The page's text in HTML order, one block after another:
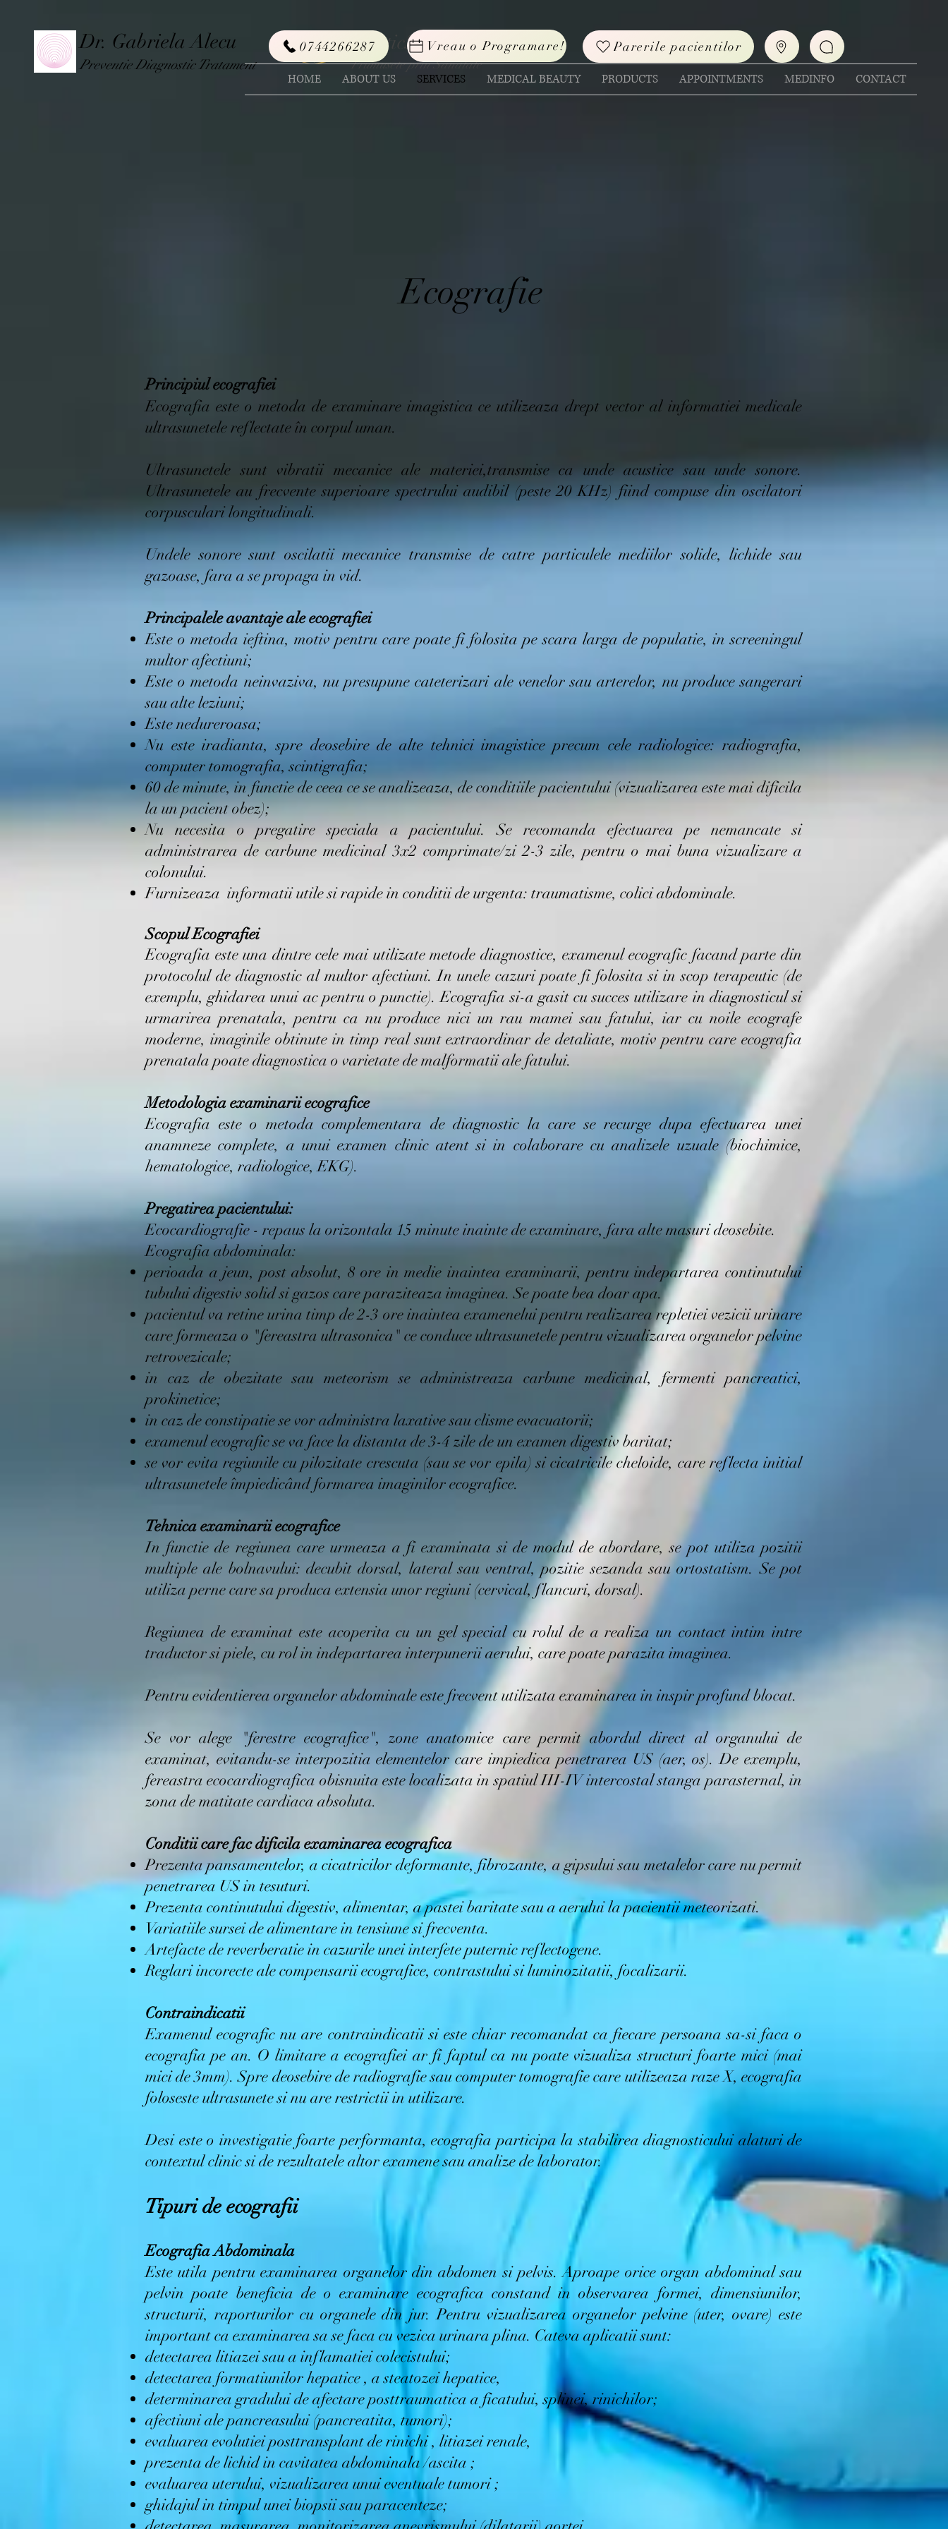
Dr. Gabriela Alecu
Preventie Diagnostic Tratament
EsteticSan
Frumusete prin Sanatate
0744266287 Vreau o Programare! Parerile pacientilor
HOME ABOUT US SERVICES MEDICAL BEAUTY PRODUCTS APPOINTMENTS MEDINFO CONTACT
Ecografie
Principiul ecografiei
Ecografia este o metoda de examinare imagistica ce utilizeaza drept vector al informatiei medicale
ultrasunetele reflectate în corpul uman.
Ultrasunetele sunt vibratii mecanice ale materiei,transmise ca unde acustice sau unde sonore.
Ultrasunetele au frecvente superioare spectrului audibil (peste 20 KHz) fiind compuse din oscilatori
corpusculari longitudinali.
Undele sonore sunt oscilatii mecanice transmise de catre particulele mediilor solide, lichide sau
gazoase, fara a se propaga in vid.
Principalele avantaje ale ecografiei
Este o metoda ieftina, motiv pentru care poate fi folosita pe scara larga de populatie, in screeningul
multor afectiuni;
Este o metoda neinvaziva, nu presupune cateterizari ale venelor sau arterelor, nu produce sangerari
sau alte leziuni;
Este nedureroasa;
Nu este iradianta, spre deosebire de alte tehnici imagistice precum cele radiologice: radiografia,
computer tomografia, scintigrafia;
60 de minute, in functie de ceea ce se analizeaza, de conditiile pacientului (vizualizarea este mai dificila
la un pacient obez);
Nu necesita o pregatire speciala a pacientului. Se recomanda efectuarea pe nemancate si
administrarea de carbune medicinal 3x2 comprimate/zi 2-3 zile, pentru o mai buna vizualizare a
colonului.
Furnizeaza informatii utile si rapide in conditii de urgenta: traumatisme, colici abdominale.
Scopul Ecografiei
Ecografia este una dintre cele mai utilizate metode diagnostice, examenul ecografic facand parte din
protocolul de diagnostic al multor afectiuni. In unele cazuri poate fi folosita si in scop terapeutic (de
exemplu, ghidarea unui ac pentru o punctie). Ecografia si-a gasit cu succes utilizare in diagnosticul si
urmarirea prenatala, pentru ca nu produce nici un rau mamei sau fatului, iar cu noile ecografe
moderne, imaginile obtinute in timp real sunt extraordinar de detaliate, motiv pentru care ecografia
prenatala poate diagnostica o varietate de malformatii ale fatului.
Metodologia examinarii ecografice
Ecografia este o metoda complementara de diagnostic la care se recurge dupa efectuarea unei
anamneze complete, a unui examen clinic atent si in colaborare cu analizele uzuale (biochimice,
hematologice, radiologice, EKG).
Pregatirea pacientului:
Ecocardiografie - repaus la orizontala 15 minute inainte de examinare, fara alte masuri deosebite.
Ecografia abdominala:
perioada a jeun, post absolut, 8 ore in medie inaintea examinarii, pentru indepartarea continutului
tubului digestiv solid si gazos care paraziteaza imaginea. Se poate bea doar apa.
pacientul va retine urina timp de 2-3 ore inaintea examenelui pentru realizarea repletiei vezicii urinare
care formeaza o "fereastra ultrasonica" ce conduce ultrasunetele pentru vizualizarea organelor pelvine
retrovezicale;
in caz de obezitate sau meteorism se administreaza carbune medicinal, fermenti pancreatici,
prokinetice;
in caz de constipatie se vor administra laxative sau clisme evacuatorii;
examenul ecografic se va face la distanta de 3-4 zile de un examen digestiv baritat;
se vor evita regiunile cu pilozitate crescuta (sau se vor epila) si cicatricile cheloide, care reflecta initial
ultrasunetele împiedicând formarea imaginilor ecografice.
Tehnica examinarii ecografice
In functie de regiunea care urmeaza a fi examinata si de modul de abordare, se pot utiliza pozitii
multiple ale bolnavului: decubit dorsal, lateral sau ventral, pozitie sezanda sau ortostatism. Se pot
utiliza perne care sa produca extensia unor regiuni (cervical, flancuri, dorsal).
Regiunea de examinat este acoperita cu un gel special cu rolul de a realiza un contact intim intre
traductor si piele, cu rol in indepartarea interpunerii aerului, care poate parazita imaginea.
Pentru evidentierea organelor abdominale este frecvent utilizata examinarea in inspir profund blocat.
Se vor alege "ferestre ecografice", zone anatomice care permit abordul direct al organului de
examinat, evitandu-se interpozitia elementelor care impiedica penetrarea US (aer, os). De exemplu,
fereastra ecocardiografica obisnuita este localizata in spatiul III-IV intercostal stanga parasternal, in
zona de matitate cardiaca absoluta.
Conditii care fac dificila examinarea ecografica
Prezenta pansamentelor, a cicatricilor deformante, fibrozante, a gipsului sau metalelor care nu permit
penetrarea US in tesuturi.
Prezenta continutului digestiv, alimentar, a pastei baritate sau a aerului la pacientii meteorizati.
Variatiile sursei de alimentare in tensiune si frecventa.
Artefacte de reverberatie in cazurile unei interfete puternic reflectogene.
Reglari incorecte ale compensarii ecografice, contrastului si luminozitatii, focalizarii.
Contraindicatii
Examenul ecografic nu are contraindicatii si este chiar recomandat ca fiecare persoana sa-si faca o
ecografia pe an. O limitare a ecografiei ar fi faptul ca nu poate vizualiza structuri foarte mici (mai
mici de 3mm). Spre deosebire de radiografie sau computer tomografie care utilizeaza raze X, ecografia
foloseste ultrasunete si nu are restrictii in utilizare.
Desi este o investigatie foarte performanta, ecografia participa la stabilirea diagnosticului alaturi de
contextul clinic si de rezultatele altor examene sau analize de laborator.
Tipuri de ecografii
Ecografia Abdominala
Este utila pentru examinarea organelor din abdomen si pelvis. Aproape orice organ abdominal sau
pelvin poate beneficia de o examinare ecografica constand in observarea formei, dimensiunilor,
structurii, raporturilor cu organele din jur. Pentru vizualizarea organelor pelvine (uter, ovare) este
important ca examinarea sa se faca cu vezica urinara plina. Cateva aplicatii sunt:
detectarea litiazei sau a inflamatiei colecistului;
detectarea formatiunilor hepatice , a steatozei hepatice,
determinarea gradului de afectare posttraumatica a ficatului, splinei, rinichilor;
afectiuni ale pancreasului (pancreatita, tumori);
evaluarea evolutiei posttransplant de rinichi , litiazei renale,
prezenta de lichid in cavitatea abdominala /ascita ;
evaluarea uterului, vizualizarea unui eventuale tumori ;
ghidajul in timpul unei biopsii sau paracenteze;